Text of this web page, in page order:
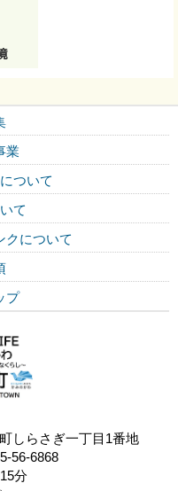
業
ついて
て
クについて
プ
しらさぎ一丁目1番地
56-6868
分